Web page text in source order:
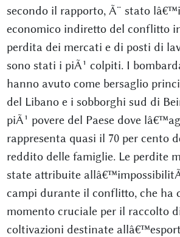
secondo il rapporto, Ã¨ stato
economico indiretto del conflitto
perdita dei mercati e di posti di
sono stati i piÃ¹ colpiti. I
hanno avuto come bersaglio
del Libano e i sobborghi sud di
piÃ¹ povere del Paese dove
rappresenta quasi il 70 per cento
reddito delle famiglie. Le perdite
state attribuite
campi durante il conflitto, che ha
momento cruciale per il raccolto
coltivazioni destinate